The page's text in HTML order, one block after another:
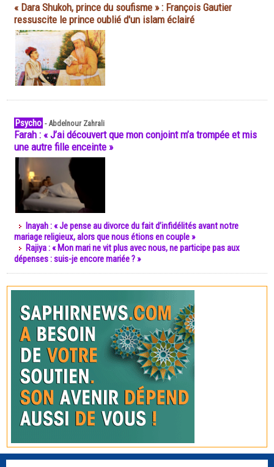
« Dara Shukoh, prince du soufisme » : François Gautier
ressuscite le prince oublié d'un islam éclairé
Psycho -Abdelnour Zahrali
Farah : « J’ai découvert que mon conjoint m’a trompée et mis
une autre fille enceinte »
Inayah : « Je pense au divorce du fait d’infidélités avant notre
mariage religieux, alors que nous étions en couple »
Rajiya : « Mon mari ne vit plus avec nous, ne participe pas aux
dépenses : suis-je encore mariée ? »